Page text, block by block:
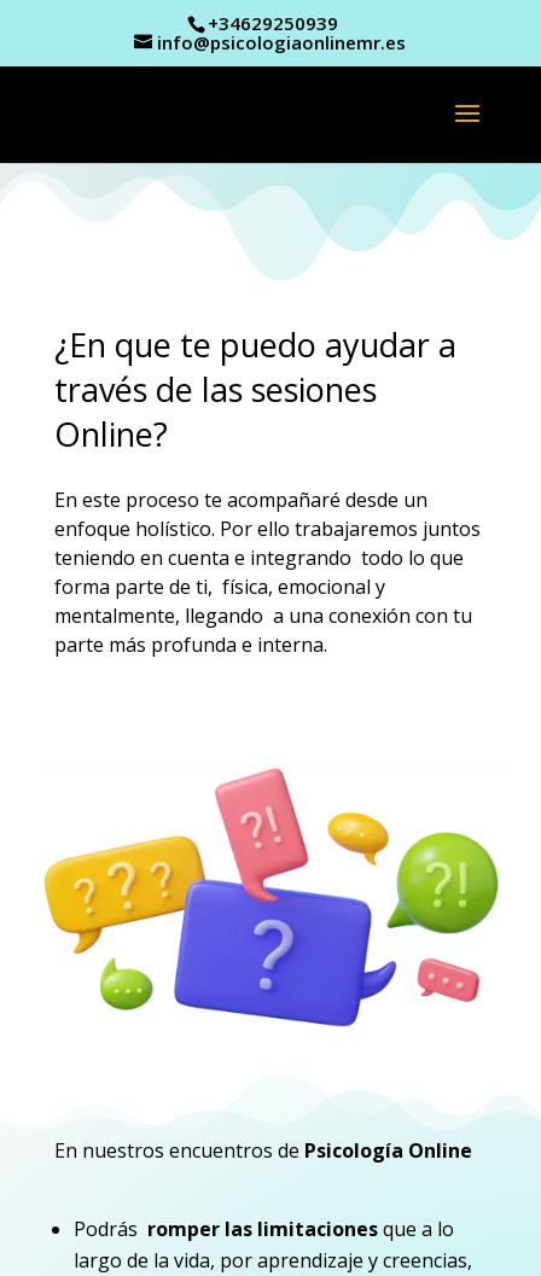
+34629250939
info@psicologiaonlinemr.es
¿En que te puedo ayudar a
través de las sesiones
Online?
En este proceso te acompañaré desde un
enfoque holístico. Por ello trabajaremos juntos
teniendo en cuenta e integrando todo lo que
forma parte de ti, física, emocional y
mentalmente, llegando a una conexión con tu
parte más profunda e interna.
En nuestros encuentros de Psicología Online
Podrás romper las limitacionesque a lo
largo de la vida, por aprendizaje y creencias,